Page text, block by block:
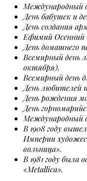
Международный
День бабушек и
День создания
Ефимий Осенний
День домашнего
Всемирный день
октября).
Всемирный день
День
День рождения
День
Международный
В 1908 году
Империи
вольница».
В 1981 году была
«Metallica».